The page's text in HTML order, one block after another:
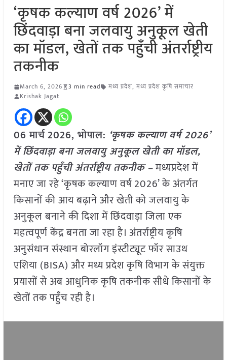
‘कृषक कल्याण वर्ष 2026’ में
छिंदवाड़ा बना जलवायु अनुकूल खेती
का मॉडल, खेतों तक पहुँची अंतर्राष्ट्रीय
तकनीक
March 6, 2026 3 min read मध्य प्रदेश, मध्य प्रदेश कृषि समाचार
Krishak Jagat
06 मार्च2026, भोपाल: ‘कृषक कल्याण वर्ष 2026’
में छिंदवाड़ा बना जलवायु अनुकूल खेती का मॉडल,
खेतों तक पहुँची अंतर्राष्ट्रीय तकनीक –मध्यप्रदेश में
मनाए जा रहे ‘कृषक कल्याण वर्ष 2026’ के अंतर्गत
किसानों की आय बढ़ाने और खेती को जलवायु के
अनुकूल बनाने की दिशा में छिंदवाड़ा जिला एक
महत्वपूर्ण केंद्र बनता जा रहा है। अंतर्राष्ट्रीय कृषि
अनुसंधान संस्थान बोरलॉग इंस्टीट्यूट फॉर साउथ
एशिया (BISA) और मध्य प्रदेश कृषि विभाग के संयुक्त
प्रयासों से अब आधुनिक कृषि तकनीक सीधे किसानों के
खेतों तक पहुँच रही है।